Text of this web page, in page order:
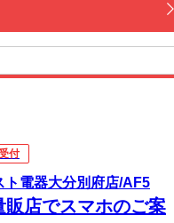
付
ト電器大分別府店/AF5
店でスマホのご案